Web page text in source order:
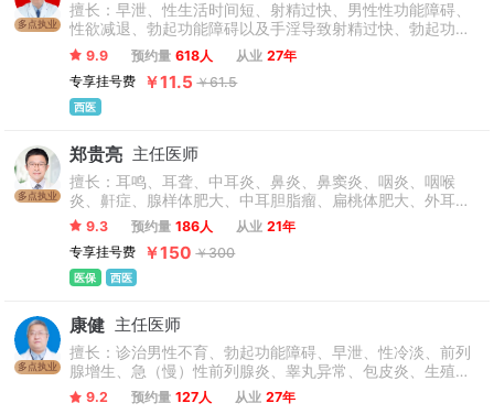
多点执业
擅长：早泄、性生活时间短、射精过快、男性性功能障碍、
性欲减退、勃起功能障碍以及手淫导致射精过快、勃起功能
异常等男性功能问题及泌尿生殖感染、龟头红点、龟头瘙
痒、尿道口溃疡、精囊炎、尿道炎等。
9.9 预约量 618人 从业 27年
专享挂号费
￥11.5 ￥61.5
西医
多点执业
郑贵亮 主任医师
擅长：耳鸣、耳聋、中耳炎、鼻炎、鼻窦炎、咽炎、咽喉
炎、鼾症、腺样体肥大、中耳胆脂瘤、扁桃体肥大、外耳道
胆脂瘤、耳源性眩晕、声带息肉、耳石症、梅尼埃病、耳硬
化、先天性耳前瘘管等耳鼻喉科常见病及疑难病。外耳、中
耳疾病的显微镜、耳内镜手术；儿童扁桃体、腺样体肥大微
创手术；鼻内镜及咽喉内镜下的微创手术；耳源性眩晕疾病
带息肉、会厌囊肿等疾病的微创治疗。
9.3 预约量 186人 从业 21年
专享挂号费
￥150 ￥300
医保 西医
多点执业
康健 主任医师
擅长：诊治男性不育、勃起功能障碍、早泄、性冷淡、前列
腺增生、急（慢）性前列腺炎、睾丸异常、包皮炎、生殖感
染等男科疾病诊疗，其中以前列腺疾病的微创手术为专长。
9.2 预约量 127人 从业 27年